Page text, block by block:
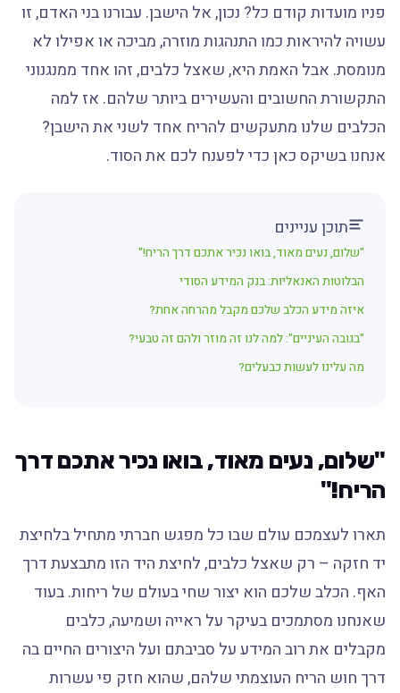
פניו מועדות קודם כל? נכון, אל הישבן. עבורנו בני האדם, זו
עשויה להיראות כמו התנהגות מוזרה, מביכה או אפילו לא
מנומסת. אבל האמת היא, שאצל כלבים, זהו אחד ממנגנוני
התקשורת החשובים והעשירים ביותר שלהם. אז למה
הכלבים שלנו מתעקשים להריח אחד לשני את הישבן?
אנחנו בשיקס כאן כדי לפענח לכם את הסוד.
תוכן עניינים
"שלום, נעים מאוד, בואו נכיר אתכם דרך הריח!"
הבלוטות האנאליות: בנק המידע הסודי
איזה מידע הכלב שלכם מקבל מהרחה אחת?
"בגובה העיניים": למה לנו זה מוזר ולהם זה טבעי?
מה עלינו לעשות כבעלים?
"שלום, נעים מאוד, בואו נכיר אתכם דרך
הריח!"
תארו לעצמכם עולם שבו כל מפגש חברתי מתחיל בלחיצת
יד חזקה – רק שאצל כלבים, לחיצת היד הזו מתבצעת דרך
האף. הכלב שלכם הוא יצור שחי בעולם של ריחות. בעוד
שאנחנו מסתמכים בעיקר על ראייה ושמיעה, כלבים
מקבלים את רוב המידע על סביבתם ועל היצורים החיים בה
דרך חוש הריח העוצמתי שלהם, שהוא חזק פי עשרות